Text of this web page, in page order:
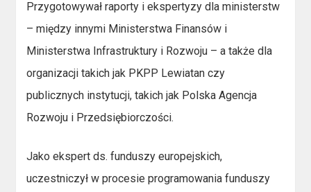
Przygotowywał raporty i ekspertyzy dla ministerstw
– między innymi Ministerstwa Finansów i
Ministerstwa Infrastruktury i Rozwoju – a także dla
organizacji takich jak PKPP Lewiatan czy
publicznych instytucji, takich jak Polska Agencja
Rozwoju i Przedsiębiorczości.
Jako ekspert ds. funduszy europejskich,
uczestniczył w procesie programowania funduszy